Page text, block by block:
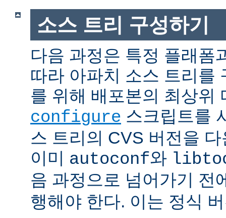
소스 트리 구성하기
다음 과정은 특정 플래폼
따라 아파치 소스 트리를
를 위해 배포본의 최상위
configure 스크립트를
스 트리의 CVS 버전을
이미 autoconf와
음 과정으로 넘어가기 전
행해야 한다. 이는 정식